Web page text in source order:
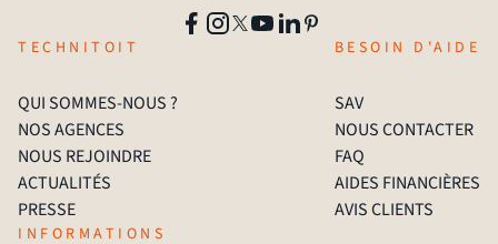
TECHNITOIT
QUI SOMMES-NOUS ?
NOS AGENCES
NOUS REJOINDRE
ACTUALITÉS
PRESSE
BESOIN D'AIDE
SAV
NOUS CONTACTER
FAQ
AIDES FINANCIÈRES
AVIS CLIENTS
INFORMATIONS